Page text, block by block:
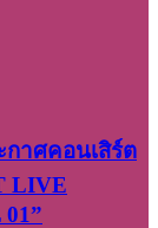
กาศคอนเสิร์ต
LIVE